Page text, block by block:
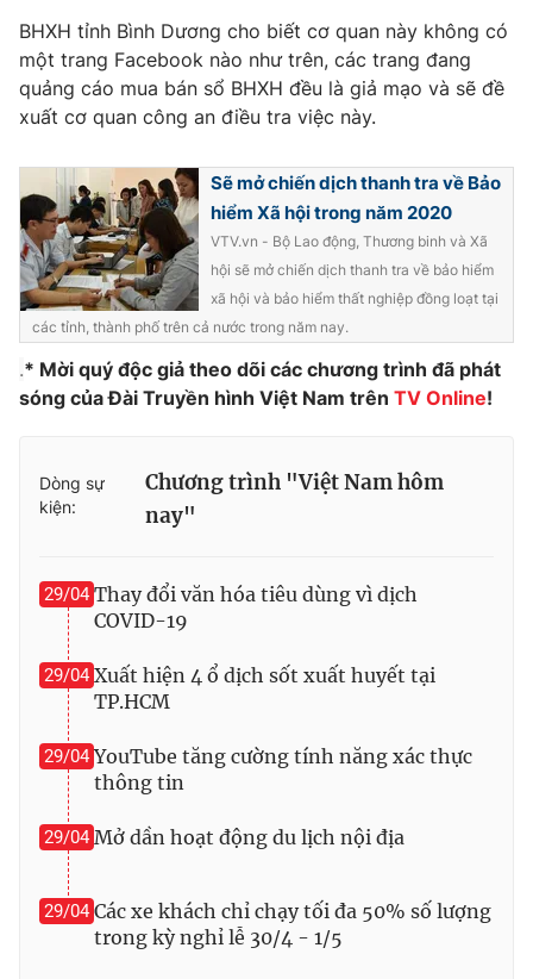
Khán giả
Giải sao mai
Âm nhạc
Sao
Du lịch
Làm đẹp
Giáo dục
Tuyển sinh
Học trực tuyến
Hitech Công nghệ tương lai
Sản phẩm
Thị trường
Tư vấn
Giao lưu trực tuyến
Lịch phát sóng
Chuyên mục khác
Emagazine Podcast
Photo Infographic
VTV Money
VTV Sức khoẻ Bất động sản
Thị trường 24h Tấm lòng Việt
VTV4 Vươn mình bằng AI
VTV9 VTV8
BHXH tỉnh Bình Dương cho biết cơ quan này không có
một trang Facebook nào như trên, các trang đang
quảng cáo mua bán sổ BHXH đều là giả mạo và sẽ đề
xuất cơ quan công an điều tra việc này.
Sẽ mở chiến dịch thanh tra về Bảo
hiểm Xã hội trong năm 2020
VTV.vn - Bộ Lao động, Thương binh và Xã
hội sẽ mở chiến dịch thanh tra về bảo hiểm
xã hội và bảo hiểm thất nghiệp đồng loạt tại
các tỉnh, thành phố trên cả nước trong năm nay.
.* Mời quý độc giả theo dõi các chương trình đã phát
sóng của Đài Truyền hình Việt Nam trên TV Online!
Dòng sự
kiện:
Chương trình "Việt Nam hôm
nay"
29/04 Thay đổi văn hóa tiêu dùng vì dịch
COVID-19
29/04 Xuất hiện 4 ổ dịch sốt xuất huyết tại
TP.HCM
29/04 YouTube tăng cường tính năng xác thực
thông tin
29/04 Mở dần hoạt động du lịch nội địa
29/04 Các xe khách chỉ chạy tối đa 50% số lượng
trong kỳ nghỉ lễ 30/4 - 1/5